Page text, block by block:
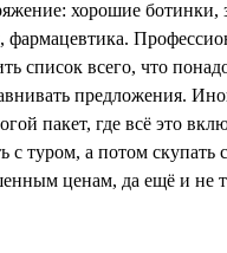
хорошие ботинки,
фармацевтика.
список всего, что
предложения.
пакет, где всё это
с туром, а потом скупать
ценам, да ещё и не